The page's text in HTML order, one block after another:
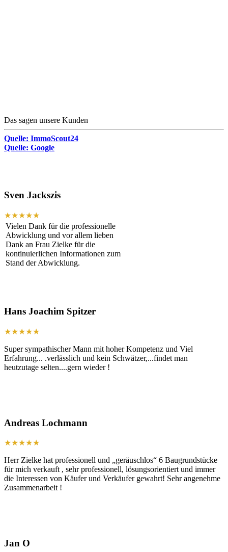
Das sagen unsere Kunden
Quelle: ImmoScout24
Quelle: Google
Sven Jackszis
★★★★★
Vielen Dank für die professionelle
Abwicklung und vor allem lieben
Dank an Frau Zielke für die
kontinuierlichen Informationen zum
Stand der Abwicklung.
Hans Joachim Spitzer
★★★★★
Super sympathischer Mann mit hoher Kompetenz und Viel
Erfahrung... .verlässlich und kein Schwätzer,...findet man
heutzutage selten....gern wieder !
Andreas Lochmann
★★★★★
Herr Zielke hat professionell und „geräuschlos“ 6 Baugrundstücke
für mich verkauft , sehr professionell, lösungsorientiert und immer
die Interessen von Käufer und Verkäufer gewahrt! Sehr angenehme
Zusammenarbeit !
Jan O